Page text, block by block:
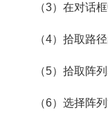
（3）在对话
（4）拾取路
（5）拾取阵
（6）选择阵列